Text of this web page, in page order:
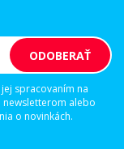
spracovaním na
newsletterom alebo
o novinkách.